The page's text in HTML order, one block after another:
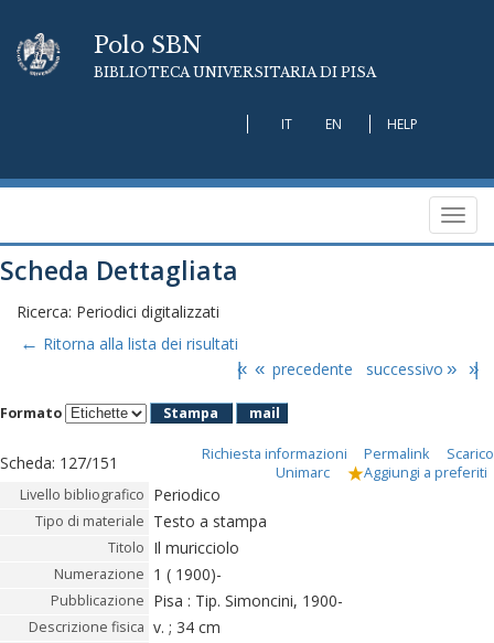
Polo SBN
BIBLIOTECA UNIVERSITARIA DI PISA
IT EN HELP
Scheda Dettagliata
Ricerca: Periodici digitalizzati
← Ritorna alla lista dei risultati
|« « precedente successivo » »|
Formato Stampa mail
Scheda: 127/151 Richiesta informazioni Permalink
Scarico
Unimarc
Aggiungi a preferiti
Livello bibliografico Periodico
Tipo di materiale Testo a stampa
Titolo Il muricciolo
Numerazione 1 ( 1900)-
Pubblicazione Pisa : Tip. Simoncini, 1900-
Descrizione fisica v. ; 34 cm